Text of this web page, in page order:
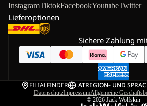
InstagramTiktokFacebookYoutubeTwitter
Lieferoptionen
Sichere Zahlung
FILIALFINDER ATREGION- UND
DatenschutzImpressumAllgemeine
© 2026 Jack Wolfskin